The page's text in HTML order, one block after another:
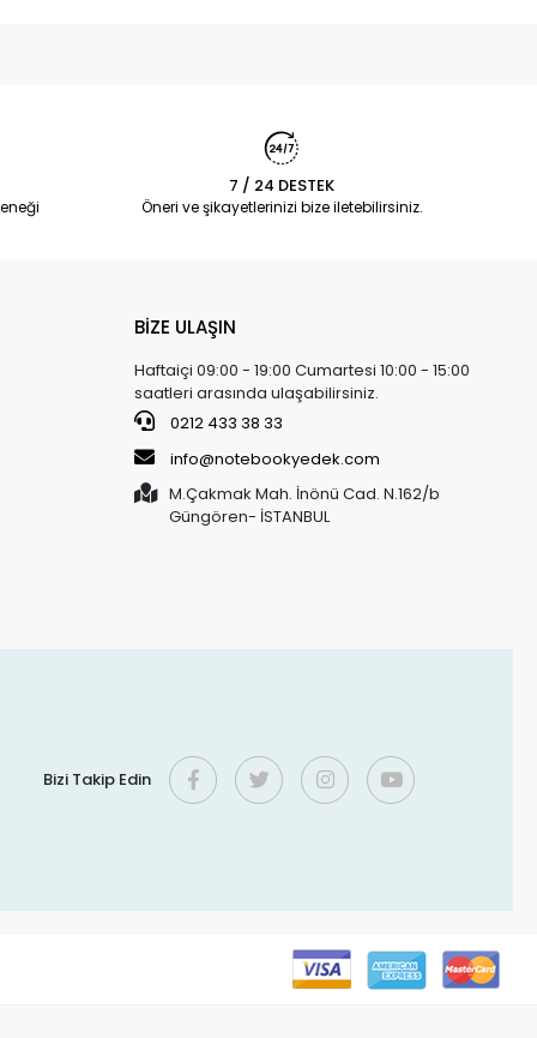
7 / 24 DESTEK
Öneri ve şikayetlerinizi bize iletebilirsiniz.
BİZE ULAŞIN
Haftaiçi 09:00 - 19:00 Cumartesi 10:00 - 15:00
saatleri arasında ulaşabilirsiniz.
0212 433 38 33
info@notebookyedek.com
M.Çakmak Mah. İnönü Cad. N.162/b
Güngören- İSTANBUL
Bizi Takip Edin